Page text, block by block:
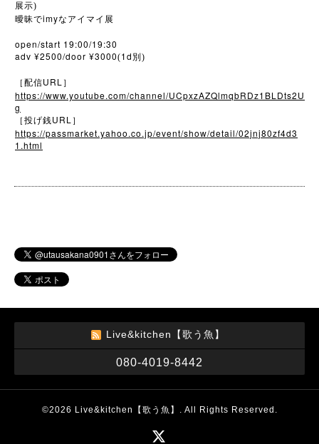
展示)
曖昧でimyなアイマイ展
open/start 19:00/19:30
adv ¥2500/door ¥3000(1d 別)
［配信URL ］
https://www.youtube.com/channel/UCpxzAZQlmqbRDz1BLDts2U
g
［投げ銭URL ］
https://passmarket.yahoo.co.jp/event/show/detail/02jnj80zf4d3
1.html
Live&kitchen【歌う魚】
080-4019-8442
©2026 Live&kitchen【歌う魚】 . All Rights Reserved.